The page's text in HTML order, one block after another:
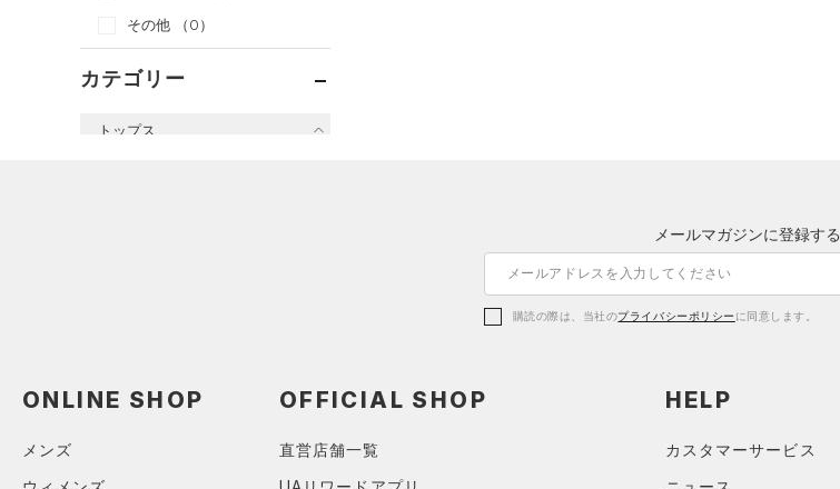
その他
（0）
カテゴリー
トップス
パーカー&トレーナー （0）
メールマガジンに登録する
購読の際は、当社のプライバシーポリシー に同意します。
ONLINE SHOP
メンズ
OFFICIAL SHOP
直営店舗一覧
HELP
カスタマーサービス